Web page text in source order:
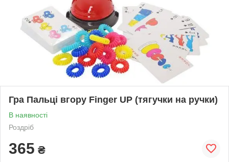
Гра Пальці вгору Finger UP (тягучки на ручки)
В наявності
Роздріб
365 ₴